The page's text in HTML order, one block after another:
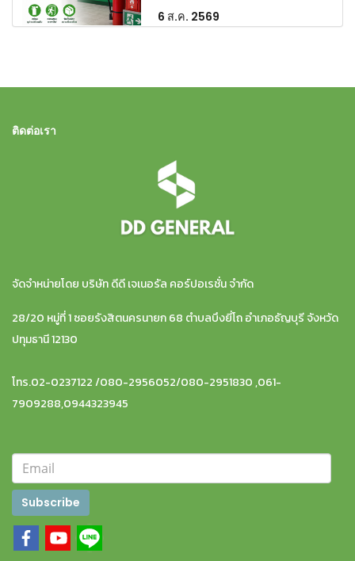
6 ส.ค. 2569
ติดต่อเรา
จัดจำหน่ายโดย บริษัท ดีดี เจเนอรัล คอร์ปอเรชั่น จำกัด
28/20 หมู่ที่ 1 ซอยรังสิตนครนายก 68 ตำบลบึงยี่โถ อำเภอธัญบุรี จังหวัด
ปทุมธานี 12130
โทร.02-0237122 /080-2956052/080-2951830 ,061-
7909288,0944323945
Subscribe